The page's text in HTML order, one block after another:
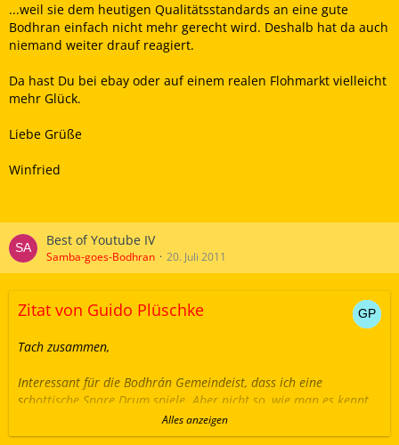
...weil sie dem heutigen Qualitätsstandards an eine gute
Bodhran einfach nicht mehr gerecht wird. Deshalb hat da auch
niemand weiter drauf reagiert.
Da hast Du bei ebay oder auf einem realen Flohmarkt vielleicht
mehr Glück.
Liebe Grüße
Winfried
Best of Youtube IV
Samba-goes-Bodhran 20. Juli 2011
Zitat von Guido Plüschke
Tach zusammen,
Interessant für die Bodhrán Gemeindeist, dass ich eine
schottische Snare Drum spiele. Aber nicht so, wie man es kennt,
sondern wie eine Bodhrán. Also Snare auf dem Schoß und nur
mit einem Stick!
Alles anzeigen